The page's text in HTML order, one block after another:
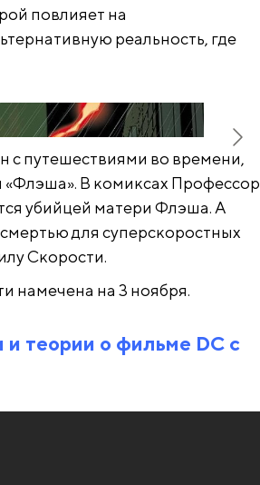
повлияет на
реальность, где
с путешествиями во времени,
«Флэша». В комиксах Профессор
убийцей матери Флэша. А
для суперскоростных
Скорости.
намечена на 3 ноября.
теории о фильме DC с